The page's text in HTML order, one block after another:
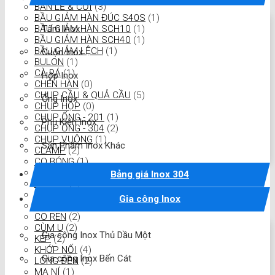
Tấm Inox
Cuộn Inox
Hộp Inox
Ống Inox
Phụ Kiện Inox
Sản Phẩm Inox Khác
Bảng giá Inox 304
Gia công Inox
Gia công Inox Thủ Dầu Một
Gia công Inox Bến Cát
BẢN LỀ & CỐI (3)
BẦU GIẢM HÀN ĐÚC S40S (1)
BẦU GIẢM HÀN SCH10 (1)
BẦU GIẢM HÀN SCH40 (1)
BẦU GIẢM LỆCH (1)
BULON (1)
CÀ RÁ (1)
CHÉN HÀN (0)
CHỤP CẦU & QUẢ CẦU (5)
CHỤP HỘP (0)
CHỤP ỐNG - 201 (1)
CHỤP ỐNG - 304 (2)
CHỤP VUÔNG (1)
CLAMP (2)
CO BÓNG (1)
CO HÀN
CO REN (2)
CÙM U (2)
KÉP (2)
KHỚP NỐI (4)
LONG ĐỀN (2)
MA NÍ (1)